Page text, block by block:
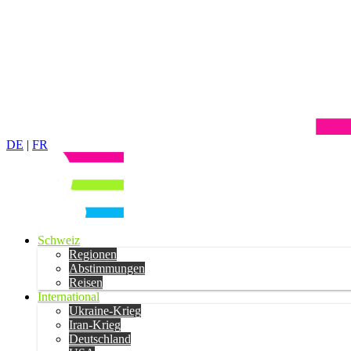
DE | FR
Schweiz
Regionen
Abstimmungen
Reisen
International
Ukraine-Krieg
Iran-Krieg
Deutschland